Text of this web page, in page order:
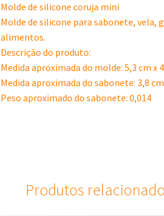
Molde de silicone coruja mini
Molde de silicone para sabonete, vela,
alimentos.
Descrição do produto:
Medida aproximada do molde: 5,3 cm x
Medida aproximada do sabonete: 3,8
Peso aproximado do sabonete: 0,014
Produtos